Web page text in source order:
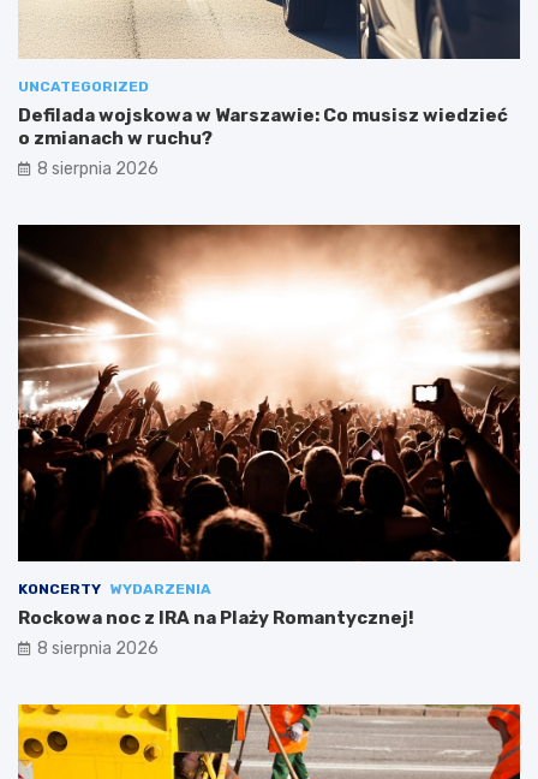
UNCATEGORIZED
Defilada wojskowa w Warszawie: Co musisz wiedzieć
o zmianach w ruchu?
8 sierpnia 2026
KONCERTY WYDARZENIA
Rockowa noc z IRA na Plaży Romantycznej!
8 sierpnia 2026